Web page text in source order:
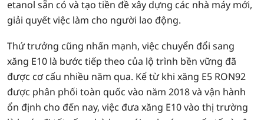
etanol sẵn có và tạo tiền đề xây dựng các nhà máy mới,
giải quyết việc làm cho người lao động.
Thứ trưởng cũng nhấn mạnh, việc chuyển đổi sang
xăng E10 là bước tiếp theo của lộ trình bền vững đã
được cơ cấu nhiều năm qua. Kể từ khi xăng E5 RON92
được phân phối toàn quốc vào năm 2018 và vận hành
ổn định cho đến nay, việc đưa xăng E10 vào thị trường